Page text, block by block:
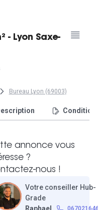
- Lyon Saxe-
Bureau Lyon (69003)
annonce vous
?
nous !
Votre conseiller Hub-
Grade